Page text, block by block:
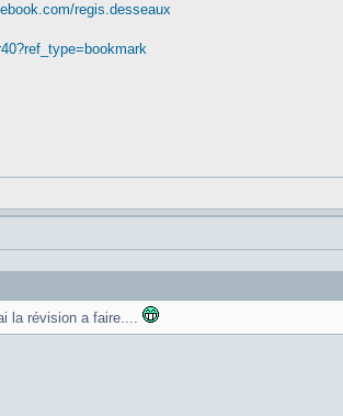
regis.desseaux
la révision a faire....